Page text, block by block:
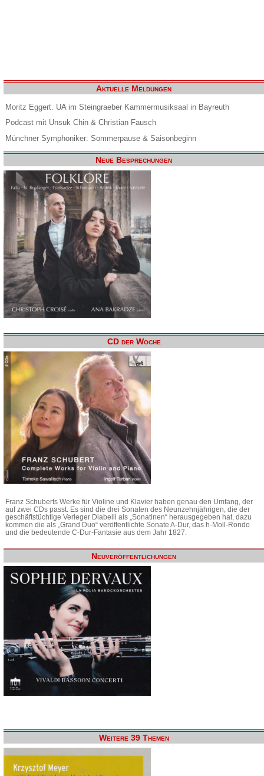
Aktuelle Meldungen
Moritz Eggert. UA im Steingraeber Kammermusiksaal in Bayreuth
Podcast mit Unsuk Chin & Christian Fausch
Münchner Symphoniker: Sommerpause & Saisonbeginn
Neue Besprechungen
CD der Woche
Franz Schuberts Werke für Violine und Klavier haben genau den Umfang, der
auf zwei CDs passt. Es sind die drei Sonaten des Neunzehnjährigen, die der
geschäftstüchtige Verleger Diabelli als „Sonatinen“ herausgegeben hat, dazu
kommen die als „Grand Duo“ veröffentlichte Sonate A-Dur, das h-Moll-Rondo
und die bedeutende C-Dur-Fantasie aus dem Jahr 1827.
Neuveröffentlichungen
Weitere 39 Themen